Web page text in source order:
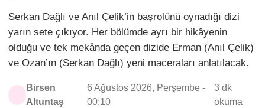
Serkan Dağlı ve Anıl Çelik’in başrolünü oynadığı dizi
yarın sete çıkıyor. Her bölümde ayrı bir hikâyenin
olduğu ve tek mekânda geçen dizide Erman (Anıl Çelik)
ve Ozan’ın (Serkan Dağlı) yeni maceraları anlatılacak.
Birsen
Altuntaş
6 Ağustos 2026, Perşembe -
00:10
3 dk
okuma